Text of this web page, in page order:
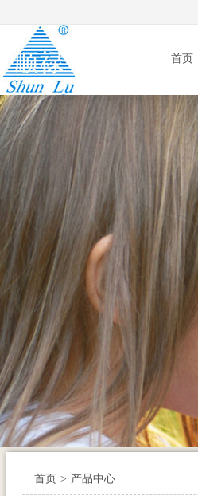
首页
首页 > 产品中心